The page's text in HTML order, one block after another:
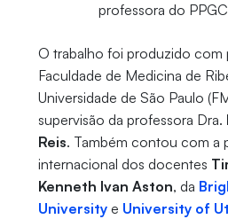
professora do
O trabalho foi produzido com
Faculdade de Medicina de
Universidade de São Paulo
supervisão da professora Dra.
Reis. Também contou com a
internacional dos docentes
Kenneth Ivan Aston, da
Universitye University of